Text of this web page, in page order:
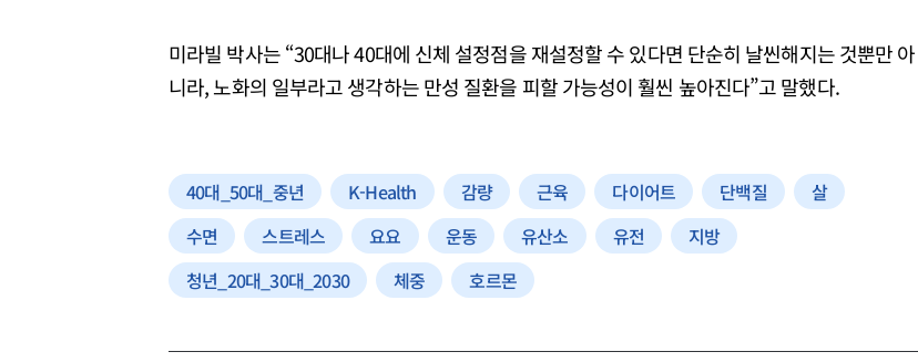
미라빌 박사는 “30대나 40대에 신체 설정점을 재설정할 수 있다면 단순히 날씬해지는 것뿐만 아
니라, 노화의 일부라고 생각하는 만성 질환을 피할 가능성이 훨씬 높아진다”고 말했다.
40대_50대_중년 K-Health 감량 근육 다이어트 단백질
살
수면
스트레스 요요 운동 유산소 유전
지방
청년_20대_30대_2030
체중 호르몬